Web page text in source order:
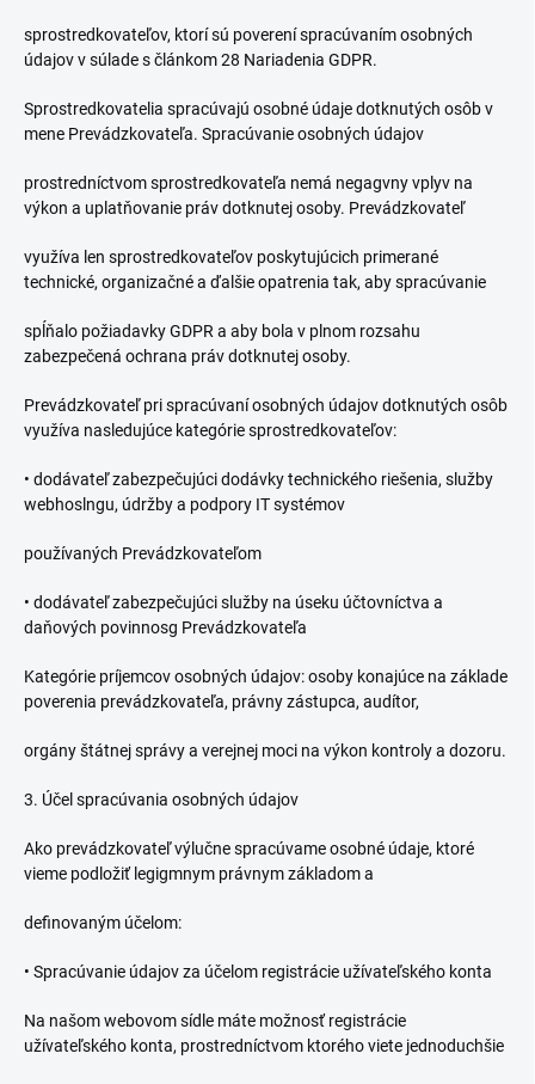
sprostredkovateľov, ktorí sú poverení spracúvaním osobných
údajov v súlade s článkom 28 Nariadenia GDPR.
Sprostredkovatelia spracúvajú osobné údaje dotknutých osôb v
mene Prevádzkovateľa. Spracúvanie osobných údajov
prostredníctvom sprostredkovateľa nemá negagvny vplyv na
výkon a uplatňovanie práv dotknutej osoby. Prevádzkovateľ
využíva len sprostredkovateľov poskytujúcich primerané
technické, organizačné a ďalšie opatrenia tak, aby spracúvanie
spĺňalo požiadavky GDPR a aby bola v plnom rozsahu
zabezpečená ochrana práv dotknutej osoby.
Prevádzkovateľ pri spracúvaní osobných údajov dotknutých osôb
využíva nasledujúce kategórie sprostredkovateľov:
• dodávateľ zabezpečujúci dodávky technického riešenia, služby
webhoslngu, údržby a podpory IT systémov
používaných Prevádzkovateľom
• dodávateľ zabezpečujúci služby na úseku účtovníctva a
daňových povinnosg Prevádzkovateľa
Kategórie príjemcov osobných údajov: osoby konajúce na základe
poverenia prevádzkovateľa, právny zástupca, audítor,
orgány štátnej správy a verejnej moci na výkon kontroly a dozoru.
3. Účel spracúvania osobných údajov
Ako prevádzkovateľ výlučne spracúvame osobné údaje, ktoré
vieme podložiť legigmnym právnym základom a
definovaným účelom:
• Spracúvanie údajov za účelom registrácie užívateľského konta
Na našom webovom sídle máte možnosť registrácie
užívateľského konta, prostredníctvom ktorého viete jednoduchšie